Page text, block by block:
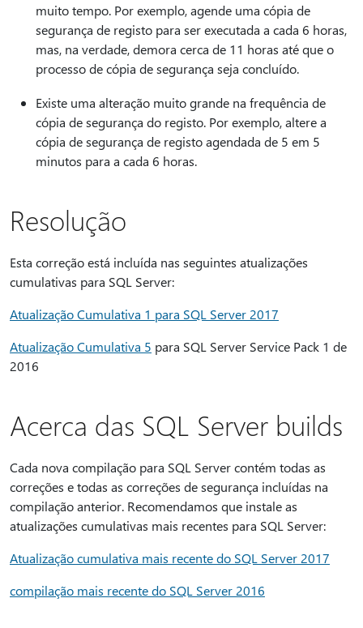
muito tempo. Por exemplo, agende uma cópia de
segurança de registo para ser executada a cada 6 horas,
mas, na verdade, demora cerca de 11 horas até que o
processo de cópia de segurança seja concluído.
Existe uma alteração muito grande na frequência de
cópia de segurança do registo. Por exemplo, altere a
cópia de segurança de registo agendada de 5 em 5
minutos para a cada 6 horas.
Resolução
Esta correção está incluída nas seguintes atualizações
cumulativas para SQL Server:
Atualização Cumulativa 1 para SQL Server 2017
Atualização Cumulativa 5 para SQL Server Service Pack 1 de
2016
Acerca das SQL Server builds
Cada nova compilação para SQL Server contém todas as
correções e todas as correções de segurança incluídas na
compilação anterior. Recomendamos que instale as
atualizações cumulativas mais recentes para SQL Server:
Atualização cumulativa mais recente do SQL Server 2017
compilação mais recente do SQL Server 2016